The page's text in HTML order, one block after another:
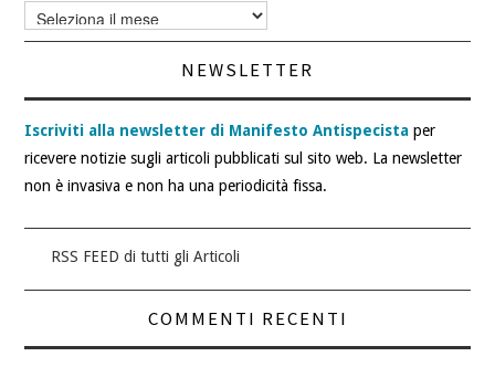
Archivi
articoli
NEWSLETTER
Iscriviti alla newsletter di Manifesto Antispecista per
ricevere notizie sugli articoli pubblicati sul sito web. La newsletter
non è invasiva e non ha una periodicità fissa.
RSS FEED di tutti gli Articoli
COMMENTI RECENTI